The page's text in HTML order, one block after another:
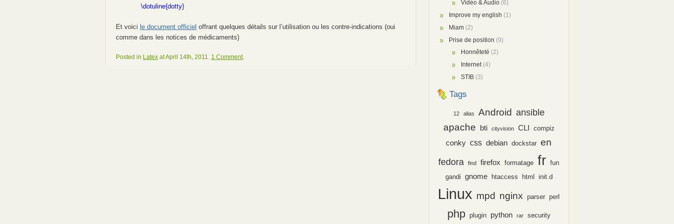
\dotuline{dotty}
Et voici le document officiel offrant quelques détails sur l’utilisation ou les contre-indications (oui
comme dans les notices de médicaments)
Posted in Latex at April 14th, 2011. 1 Comment.
Vidéo & Audio (6)
Improve my english (1)
Miam (2)
Prise de position (9)
Honnêteté (2)
Internet (4)
STIB (3)
Tags
12 alias Android ansible
apache bti cityvision CLI compiz
conky css debian dockstar en
fedora find firefox formatage fr fun
gandi gnome htaccess html init.d
Linux mpd nginx parser perl
php plugin python rar security